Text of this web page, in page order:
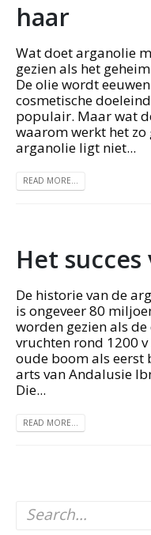
haar
Wat doet arganolie
gezien als het
De olie wordt
cosmetische
populair. Maar wat
waarom werkt het zo
arganolie ligt niet...
READ MORE...
Het
De historie van de
is ongeveer 80
worden gezien als
vruchten rond 1200
oude boom als eerst
arts van Andalusie
Die...
READ MORE...